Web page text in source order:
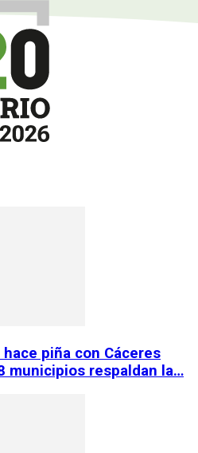
piña con Cáceres
municipios respaldan la…